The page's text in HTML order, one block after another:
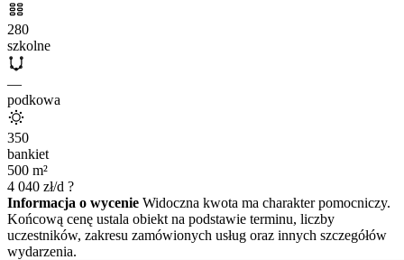
280
szkolne
—
podkowa
350
bankiet
500 m²
4 040 zł/d ?
Informacja o wycenie Widoczna kwota ma charakter pomocniczy.
Końcową cenę ustala obiekt na podstawie terminu, liczby
uczestników, zakresu zamówionych usług oraz innych szczegółów
wydarzenia.